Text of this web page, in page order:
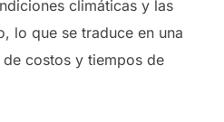
climáticas y las
lo que se traduce en una
costos y tiempos de